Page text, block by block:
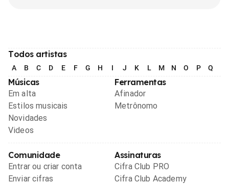
Todos artistas
A B C D E F G H I J K L M N O P Q
Músicas
Em alta
Estilos musicais
Novidades
Videos
Ferramentas
Afinador
Metrônomo
Comunidade
Entrar ou criar conta
Enviar cifras
Assinaturas
Cifra Club PRO
Cifra Club Academy